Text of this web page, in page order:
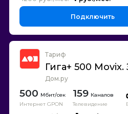
Подключить
Тариф
Гига+ 500
Дом.ру
500
Интернет GPON
159 Каналов
Телевидение